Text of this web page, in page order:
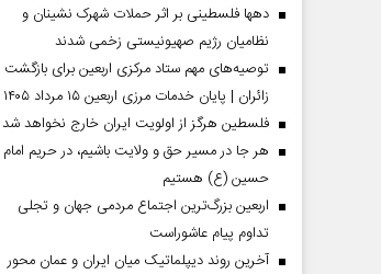
دهها فلسطینی بر اثر حملات شهرک نشینان و
نظامیان رژیم صهیونیستی زخمی شدند
توصیه‌های مهم ستاد مرکزی اربعین برای بازگشت
زائران | پایان خدمات مرزی اربعین ۱۵ مرداد ۱۴۰۵
فلسطین هرگز از اولویت ایران خارج نخواهد شد
هر جا در مسیر حق و ولایت باشیم، در حریم امام
حسین (ع) هستیم
اربعین بزرگ‌ترین اجتماع مردمی جهان و تجلی
تداوم پیام عاشوراست
آخرین روند دیپلماتیک میان ایران و عمان محور